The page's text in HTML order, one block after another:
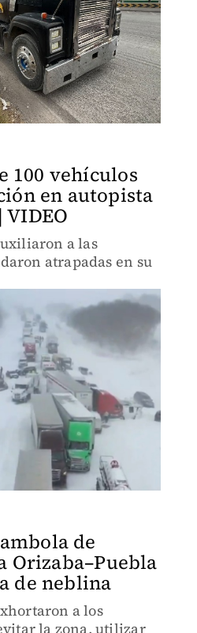
100 vehículos
en autopista
a las
atrapadas en su
de
Orizaba–Puebla
de neblina
a los
la zona, utilizar